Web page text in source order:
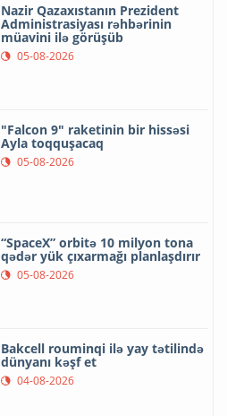
Nazir Qazaxıstanın Prezident
Administrasiyası rəhbərinin
müavini ilə görüşüb
05-08-2026
"Falcon 9" raketinin bir hissəsi
Ayla toqquşacaq
05-08-2026
“SpaceX” orbitə 10 milyon tona
qədər yük çıxarmağı planlaşdırır
05-08-2026
Bakcell rouminqi ilə yay tətilində
dünyanı kəşf et
04-08-2026